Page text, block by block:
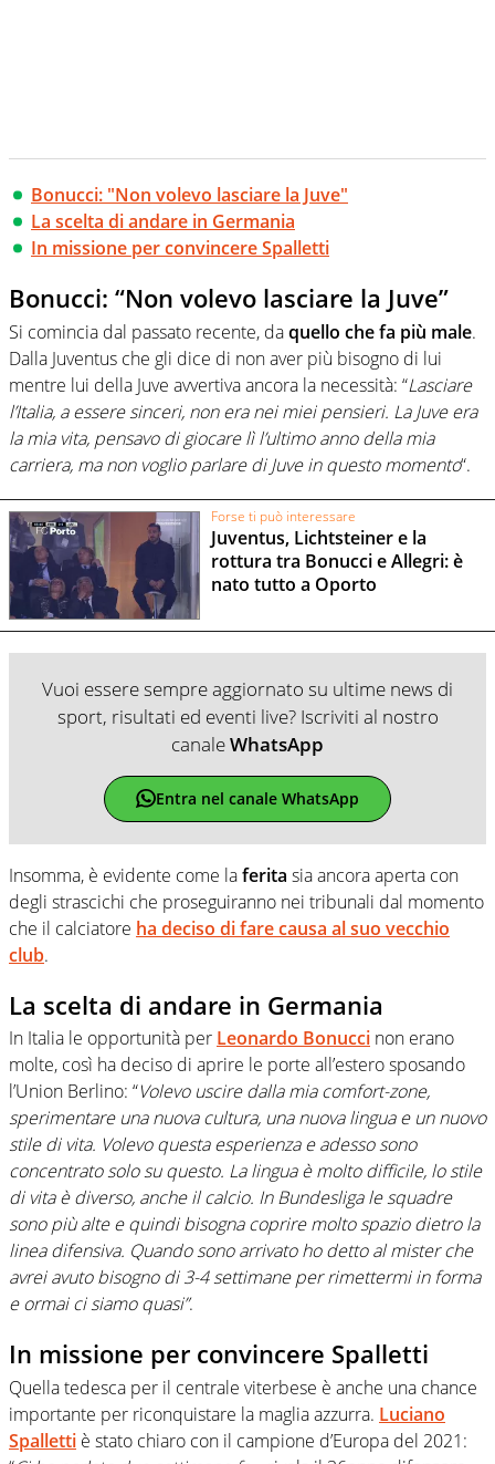
Bonucci: "Non volevo lasciare la Juve"
La scelta di andare in Germania
In missione per convincere Spalletti
Bonucci: “Non volevo lasciare la Juve”
Si comincia dal passato recente, daquello che fa più male.
Dalla Juventus che gli dice di non aver più bisogno di lui
mentre lui della Juve avvertiva ancora la necessità: “Lasciare
l’Italia, a essere sinceri, non era nei miei pensieri. La Juve era
la mia vita, pensavo di giocare lì l’ultimo anno della mia
carriera, ma non voglio parlare di Juve in questo momento“.
Forse ti può interessare
Juventus, Lichtsteiner e la
rottura tra Bonucci e Allegri: è
nato tutto a Oporto
Vuoi essere sempre aggiornato su ultime news di
sport, risultati ed eventi live? Iscriviti al nostro
canaleWhatsApp
Entra nel canale WhatsApp
Insomma, è evidente come laferita sia ancora aperta con
degli strascichi che proseguiranno nei tribunali dal momento
che il calciatore ha deciso di fare causa al suo vecchio
club.
La scelta di andare in Germania
In Italia le opportunità per Leonardo Bonucci non erano
molte, così ha deciso di aprire le porte all’estero sposando
l’Union Berlino: “Volevo uscire dalla mia comfort-zone,
sperimentare una nuova cultura, una nuova lingua e un nuovo
stile di vita. Volevo questa esperienza e adesso sono
concentrato solo su questo. La lingua è molto difficile, lo stile
di vita è diverso, anche il calcio. In Bundesliga le squadre
sono più alte e quindi bisogna coprire molto spazio dietro la
linea difensiva. Quando sono arrivato ho detto al mister che
avrei avuto bisogno di 3-4 settimane per rimettermi in forma
e ormai ci siamo quasi”.
In missione per convincere Spalletti
Quella tedesca per il centrale viterbese è anche una chance
importante per riconquistare la maglia azzurra. Luciano
Spalletti è stato chiaro con il campione d’Europa del 2021: